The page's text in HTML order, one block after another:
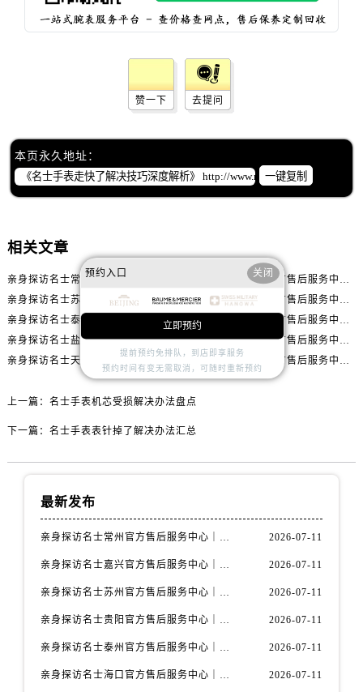
河北省保定市竞秀区朝阳北大街北国先天下名士售后服务中心（需提前预约）
内蒙古自治区呼伦贝尔市海拉尔区中央街名士售后服务中心（需提前预约）
内蒙古自治区通辽市科尔沁区明仁大街名士售后服务中心（需提前预约）
内蒙古自治区乌海市海勃湾区人民南路名士售后服务中心（需提前预约）
内蒙古自治区乌兰察布市集宁区恩和大街名士售后服务中心（需提前预约）
山西省晋中市榆次区顺城街名士售后服务中心（需提前预约）
山西省太原市迎泽区迎泽街道解放路15号亨得利名表维修授权店3楼名士售后服务中心（需提前预约）
赞一下 去提问
本页永久地址：
一键复制
相关文章
亲身探访名士嘉兴官方售后服务中心｜全新地址和售后电话（2026年7月最新）
亲身探访名士苏州官方售后服务中心｜服务热线与门店详细地址（2026年7月最新）
亲身探访名士贵阳官方售后服务中心｜网点地址与电话（2026年7月最新）
亲身探访名士泰州官方售后服务中心｜最新网点地址及热线（2026年7月最新）
亲身探访名士海口官方售后服务中心｜全部地址与售后电话（2026年7月最新）
亲身探访名士盐城官方售后服务中心｜完整地址与联系电话（2026年7月最新）
亲身探访名士嘉兴官方售后服务中心｜全新维修门店地址及电话（2026年7月最新）
亲身探访名士东莞官方售后服务中心｜最新电话和维修地址（2026年7月最新）
上一篇： 名士手表机芯受损解决办法盘点
下一篇： 名士手表表针掉了解决办法汇总
最新发布
亲身探访名士常州官方售后服务中心｜全新官方服务电话与地址（2026年7月最新） 2026-07-11
亲身探访名士嘉兴官方售后服务中心｜全新地址和售后电话（2026年7月最新） 2026-07-11
亲身探访名士苏州官方售后服务中心｜服务热线与门店详细地址（2026年7月最新） 2026-07-11
亲身探访名士贵阳官方售后服务中心｜网点地址与电话（2026年7月最新） 2026-07-11
亲身探访名士泰州官方售后服务中心｜最新网点地址及热线（2026年7月最新） 2026-07-11
亲身探访名士海口官方售后服务中心｜全部地址与售后电话（2026年7月最新） 2026-07-11
预约入口 关闭
立即预约
提前预约免排队，到店即享服务
预约时间有变无需取消，可随时重新预约